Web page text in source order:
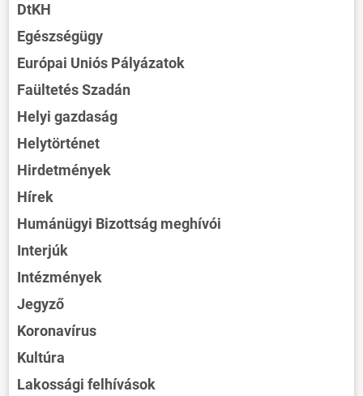
DtKH
Egészségügy
Európai Uniós Pályázatok
Faültetés Szadán
Helyi gazdaság
Helytörténet
Hirdetmények
Hírek
Humánügyi Bizottság meghívói
Interjúk
Intézmények
Jegyző
Koronavírus
Kultúra
Lakossági felhívások